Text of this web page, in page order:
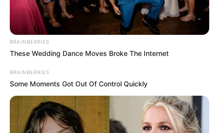
BRAINBERRIES
These Wedding Dance Moves Broke The Internet
BRAINBERRIES
Some Moments Got Out Of Control Quickly